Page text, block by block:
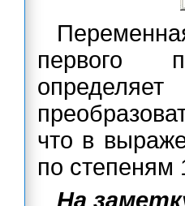
первого
что в
по степеням
На